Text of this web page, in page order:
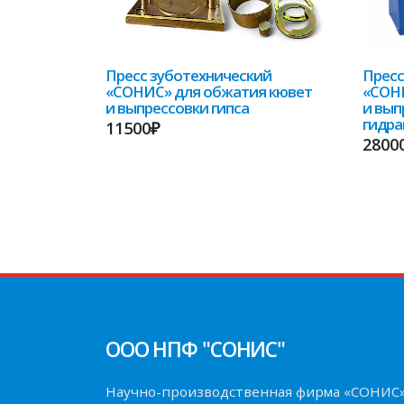
Пресс зуботехнический
«СОНИС» для обжатия кювет
и выпрессовки гипса
11500₽
и
ООО НПФ "СОНИС"
Научно-производственная фирма